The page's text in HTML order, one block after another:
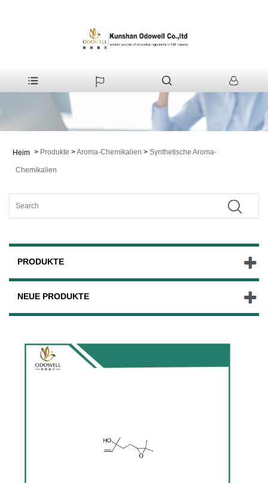
Heim > Produkte >Aroma-Chemikalien > Synthetische Aroma-
Chemikalien
PRODUKTE
NEUE PRODUKTE